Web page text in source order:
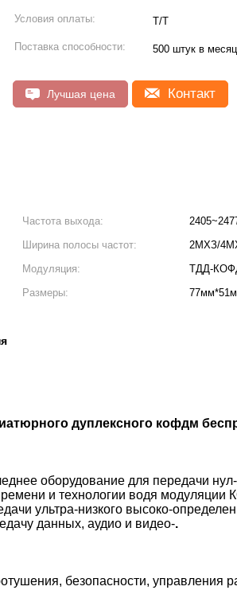
Условия оплаты: T/T
Поставка способности: 500 штук в месяц
Лучшая цена Контакт
Частота выхода:
Ширина полосы частот:
2МХЗ/
Модуляция:
ТДД-
Размеры:
дуплексного кофдм
оборудование для передачи
и технологии водя
ультра-низкого высоко-
данных, аудио и видео-.
безопасности, управления